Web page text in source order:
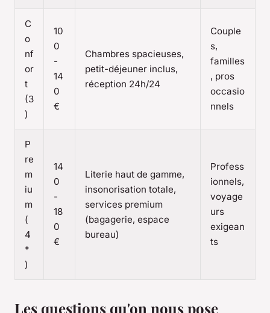
C
o
nf
or
t
(3
)
10
0
-
14
0
€
Chambres spacieuses,
petit-déjeuner inclus,
réception 24h/24
Couple
s,
familles
, pros
occasio
nnels
P
re
m
iu
m
(
4
*
)
14
0
-
18
0
€
Literie haut de gamme,
insonorisation totale,
services premium
(bagagerie, espace
bureau)
Profess
ionnels,
voyage
urs
exigean
ts
Les questions qu'on nous pose